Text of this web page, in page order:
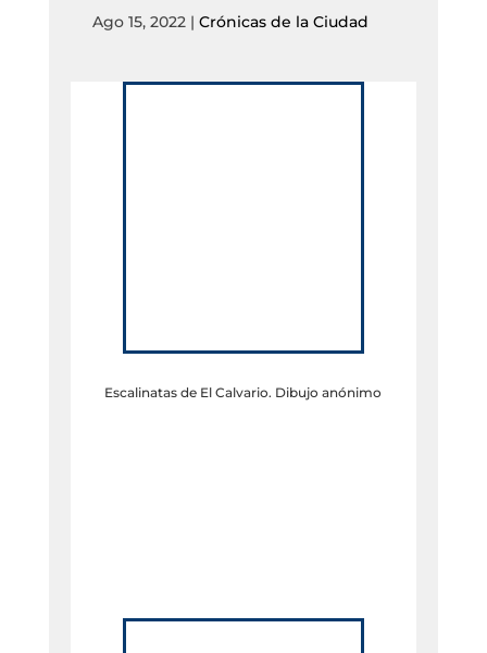
Ago 15, 2022 | Crónicas de la Ciudad
Escalinatas de El Calvario. Dibujo anónimo